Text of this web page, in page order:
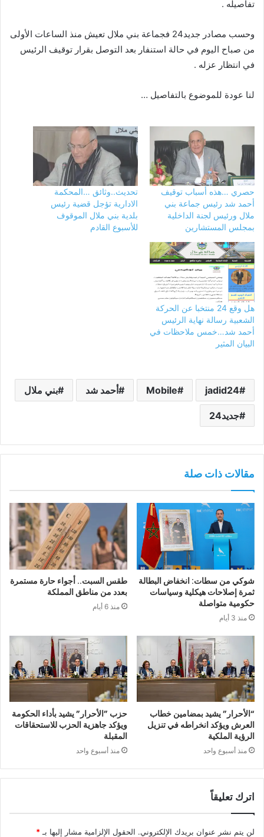
تفاصيله .
وحسب مصادر جديد24 فجماعة بني ملال تعيش منذ الساعات الأولى
من صباح اليوم في حالة استنفار بعد التوصل بقرار توقيف الرئيس
في انتظار عزله .
لنا عودة للموضوع بالتفاصيل …
حصري …هذه أسباب توقيف
أحمد شد رئيس جماعة بني
ملال ورئيس لجنة الداخلية
بمجلس المستشارين
تحديث..وثائق …المحكمة
الادارية تؤجل قضية رئيس
بلدية بني ملال الموقوف
للأسبوع القادم
هل وقع 24 منتخبا عن الحركة
الشعبية رسالة نهاية الرئيس
أحمد شد…خمس ملاحظات في
البيان المثير
jadid24
Mobile أحمد شد بني ملال
جديد24
مقالات ذات صلة
شوكي من سطات: انخفاض البطالة
ثمرة إصلاحات هيكلية وسياسات
حكومية متواصلة
منذ 3 أيام
طقس السبت.. أجواء حارة مستمرة
بعدد من مناطق المملكة
منذ 6 أيام
“الأحرار” يشيد بمضامين خطاب
العرش ويؤكد انخراطه في تنزيل
الرؤية الملكية
منذ أسبوع واحد
حزب ”الأحرار” يشيد بأداء الحكومة
ويؤكد جاهزية الحزب للاستحقاقات
المقبلة
منذ أسبوع واحد
اترك تعليقاً
لن يتم نشر عنوان بريدك الإلكتروني. الحقول الإلزامية مشار إليها بـ *